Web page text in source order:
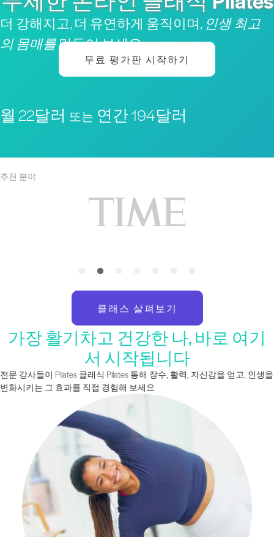
더 강해지고, 더 유연하게 움직이며, 인생 최고
의 몸매를만들어 보세요
무료 평가판 시작하기
월 22달러 또는 연간 194달러
추천 분야
클래스 살펴보기
가장 활기차고 건강한 나, 바로 여기
서 시작됩니다
전문 강사들이 Pilates 클래식 Pilates 통해 장수, 활력, 자신감을 얻고, 인생을
변화시키는 그 효과를 직접 경험해 보세요